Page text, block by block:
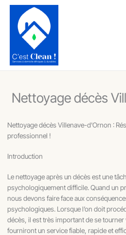
Aller
contenu
Nettoyage décès
Nettoyage décès Villenave-d'Ornon :
professionnel !
Introduction
Le nettoyage après un décès est une
psychologiquement difficile. Quand un
nous devons faire face aux
psychologiques. Lorsque l’on doit
décès, il est très important de se
fourniront un service fiable, rapide et